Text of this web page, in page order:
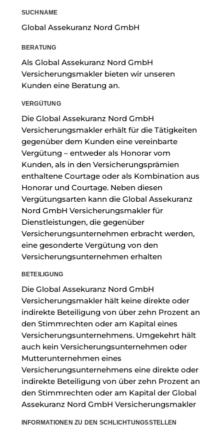
SUCHNAME
Global Assekuranz Nord GmbH
BERATUNG
Als Global Assekuranz Nord GmbH
Versicherungsmakler bieten wir unseren
Kunden eine Beratung an.
VERGÜTUNG
Die Global Assekuranz Nord GmbH
Versicherungsmakler erhält für die Tätigkeiten
gegenüber dem Kunden eine vereinbarte
Vergütung – entweder als Honorar vom
Kunden, als in den Versicherungsprämien
enthaltene Courtage oder als Kombination aus
Honorar und Courtage. Neben diesen
Vergütungsarten kann die Global Assekuranz
Nord GmbH Versicherungsmakler für
Dienstleistungen, die gegenüber
Versicherungsunternehmen erbracht werden,
eine gesonderte Vergütung von den
Versicherungsunternehmen erhalten
BETEILIGUNG
Die Global Assekuranz Nord GmbH
Versicherungsmakler hält keine direkte oder
indirekte Beteiligung von über zehn Prozent an
den Stimmrechten oder am Kapital eines
Versicherungsunternehmens. Umgekehrt hält
auch kein Versicherungsunternehmen oder
Mutterunternehmen eines
Versicherungsunternehmens eine direkte oder
indirekte Beteiligung von über zehn Prozent an
den Stimmrechten oder am Kapital der Global
Assekuranz Nord GmbH Versicherungsmakler
INFORMATIONEN ZU DEN SCHLICHTUNGSSTELLEN